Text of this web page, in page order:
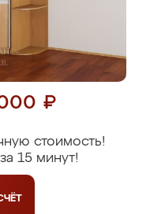
₽
стоимость!
15 минут!